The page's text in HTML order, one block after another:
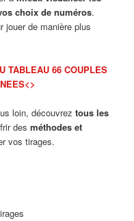
choix de numéros.
jouer de manière plus
TABLEAU 66 COUPLES
loin, découvreztous les
desméthodes et
vos tirages.